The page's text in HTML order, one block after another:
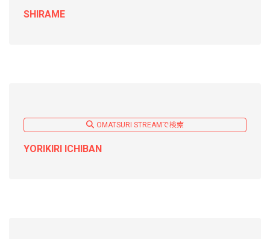
SHIRAME
OMATSURI STREAMで検索
YORIKIRI ICHIBAN